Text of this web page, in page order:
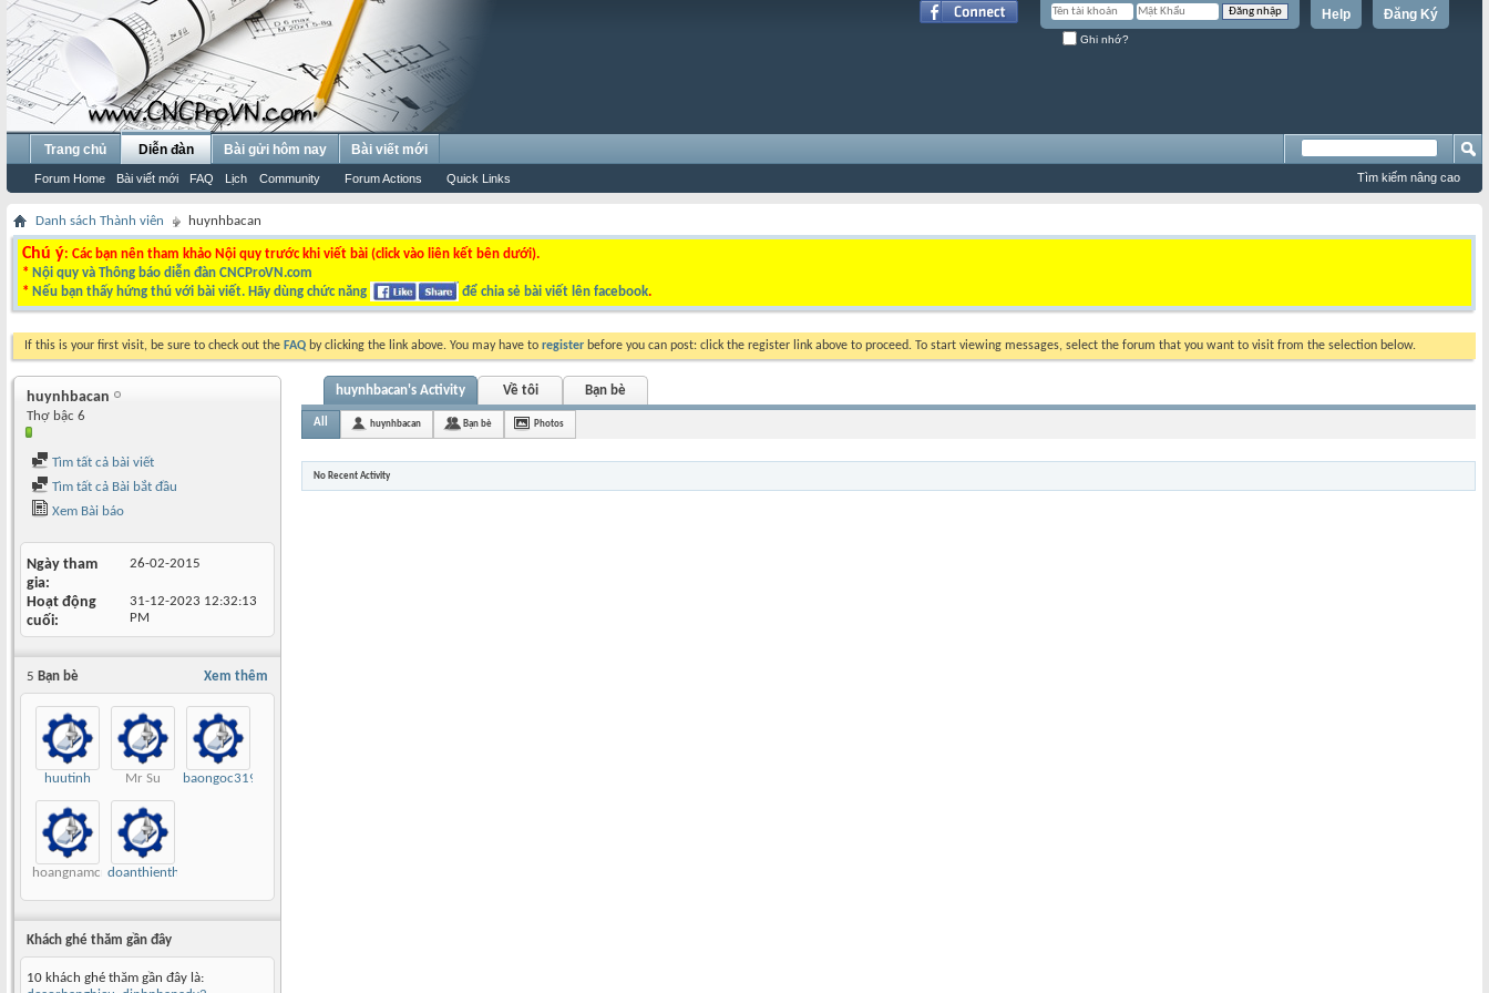
Đăng Ký
Help
Ghi nhớ?
Trang chủ Diễn đàn
Forum Home Bài viết mới FAQ Lịch Community Forum Actions Quick Links
Bài gửi hôm nay Bài viết mới
Tìm kiếm nâng cao
Danh sách Thành viên huynhbacan
Chú ý: Các bạn nên tham khảo Nội quy trước khi viết bài (click vào liên kết bên dưới).
* Nội quy và Thông báo diễn đàn CNCProVN.com
* Nếu bạn thấy hứng thú với bài viết. Hãy dùng chức năng để chia sẻ bài viết lên facebook.
If this is your first visit, be sure to check out the FAQ by clicking the link above. You may have to register before you can post: click the register link above to proceed. To start viewing messages, select the forum that you want to visit from the selection below.
huynhbacan
Thợ bậc 6
Tìm tất cả bài viết
Tìm tất cả Bài bắt đầu
Xem Bài báo
Ngày tham
gia
26-02-2015
Hoạt động
cuối
31-12-2023 12:32:13
PM
Xem thêm
5 Bạn bè
huutinh Mr Su baongoc3197
hoangnamcncdoanthienthinh
Khách ghé thăm gần đây
10 khách ghé thăm gần đây là:
huynhbacan's Activity Về tôi Bạn bè
All huynhbacan Bạn bè Photos
No Recent Activity